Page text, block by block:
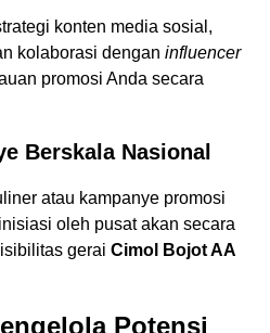
konten media sosial,
kolaborasi dengan influencer
promosi Anda secara
Berskala Nasional
atau kampanye promosi
oleh pusat akan secara
gerai Cimol Bojot AA
Potensi